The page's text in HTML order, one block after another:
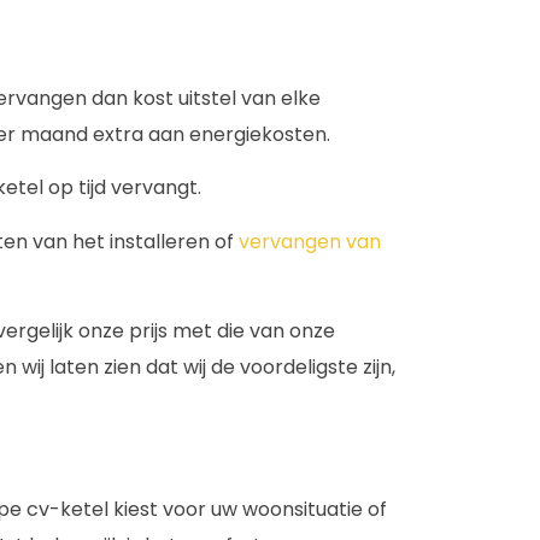
dan kost uitstel van elke
maand extra aan energiekosten.
op tijd vervangt.
van het installeren of vervangen van
onze prijs met die van onze
wij laten zien dat wij de voordeligste zijn,
cv-ketel kiest voor uw woonsituatie of